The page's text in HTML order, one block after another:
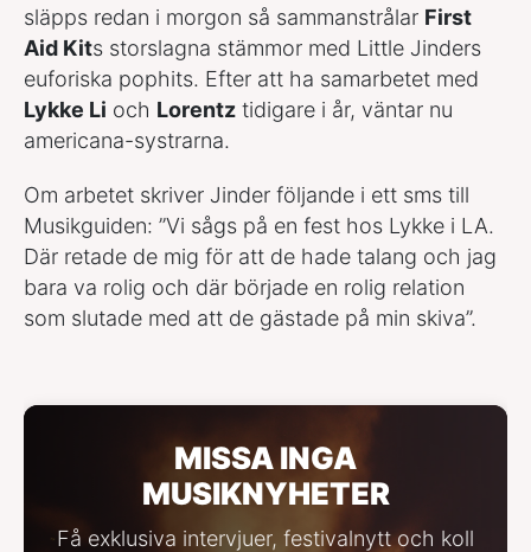
släpps redan i morgon så sammanstrålar First
Aid Kits storslagna stämmor med Little Jinders
euforiska pophits. Efter att ha samarbetet med
Lykke Li och Lorentz tidigare i år, väntar nu
americana-systrarna.
Om arbetet skriver Jinder följande i ett sms till
Musikguiden: ”Vi sågs på en fest hos Lykke i LA.
Där retade de mig för att de hade talang och jag
bara va rolig och där började en rolig relation
som slutade med att de gästade på min skiva”.
MISSA INGA
MUSIKNYHETER
Få exklusiva intervjuer, festivalnytt och koll